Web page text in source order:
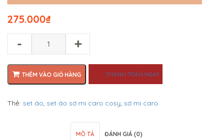
₫
275.000
- +
THÊM VÀO GIỎ HÀNG THANH TOÁN NGAY
Thẻ: set áo, set áo sơ mi caro cosy, sơ mi caro
MÔ TẢ ĐÁNH GIÁ (0)